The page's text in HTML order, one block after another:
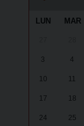
LUN MAR
3 4
10 11
17 18
24 25